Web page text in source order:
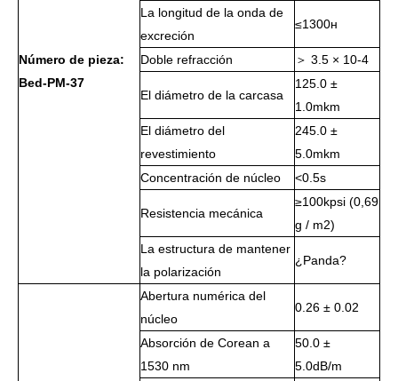
Número de pieza:
Bed-PM-37
La longitud de la onda de
excreción
≤1300н
Doble refracción ＞ 3.5 × 10-4
El diámetro de la carcasa
125.0 ±
1.0mkm
El diámetro del
revestimiento
245.0 ±
5.0mkm
Concentración de núcleo
<0.5s
Resistencia mecánica
≥100kpsi (0,69
g / m2)
La estructura de mantener
la polarización
¿Panda?
Abertura numérica del
núcleo
0.26 ± 0.02
Absorción de Corean a
1530 nm
50.0 ±
5.0dB/m